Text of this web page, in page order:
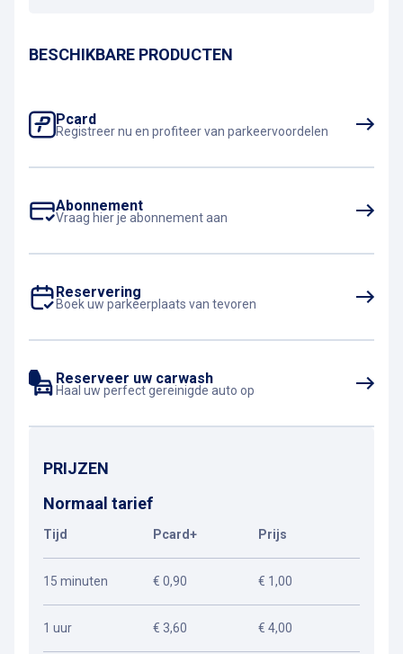
BESCHIKBARE PRODUCTEN
Pcard
Registreer nu en profiteer van parkeervoordelen
Abonnement
Vraag hier je abonnement aan
Reservering
Boek uw parkeerplaats van tevoren
Reserveer uw carwash
Haal uw perfect gereinigde auto op
PRIJZEN
Normaal tarief
Tijd Pcard+ Prijs
15 minuten € 0,90 € 1,00
1 uur € 3,60 € 4,00